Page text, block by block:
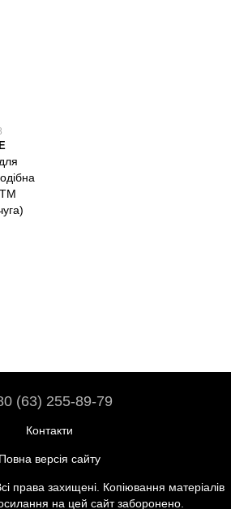
(63) 255-89-79
Контакти
Повна версія сайту
права захищені. Копіювання матеріалів
на цей сайт заборонено.